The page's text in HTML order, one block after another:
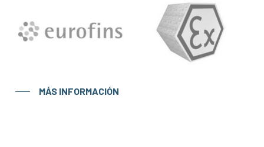
MÁS INFORMACIÓN